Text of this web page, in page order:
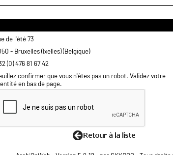
de l'été 73
- Bruxelles (Ixelles) (Belgique)
(0) 476 81 67 42
confirmer que vous n'êtes pas un robot. Validez votre
en bas de page.